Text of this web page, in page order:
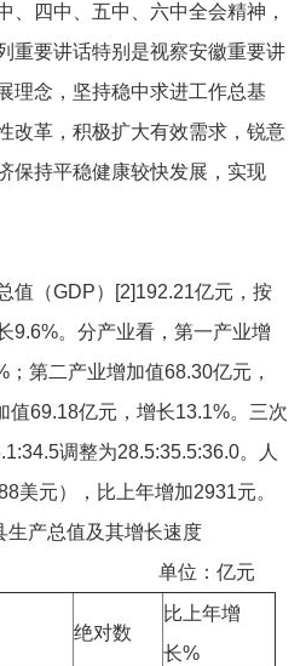
、四中、五中、六中全会精神，
重要讲话特别是视察安徽重要讲
理念，坚持稳中求进工作总基
改革，积极扩大有效需求，锐意
保持平稳健康较快发展，实现
值（GDP）[2]192.21亿元，按
9.6%。分产业看，第一产业增
第二产业增加值68.30亿元，
值69.18亿元，增长13.1%。三次
调整为28.5:35.5:36.0。人
美元），比上年增加2931元。
生产总值及其增长速度
：亿元
绝对数
比上年增
长%